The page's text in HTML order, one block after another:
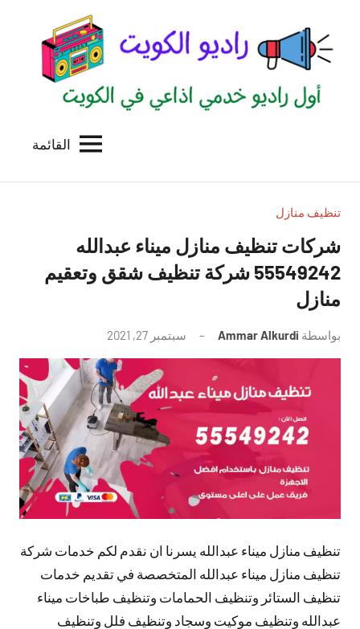
المحتوى
الكويت
للاعلانات
بالكويت
القائمة
تنظيف منازل
شركات تنظيف منازل ميناء عبدالله
55549242 شركة تنظيف شقق وتعقيم
منازل
بواسطة Ammar Alkurdi سبتمبر 27, 2021
توجد
تعليقات
تنظيف منازل ميناء عبدالله يسرنا ان نقدم لكم خدمات شركة
تنظيف منازل ميناء عبدالله المتخصصة في تقديم خدمات
تنظيف الستائر وتنظيف الحمامات وتنظيف طباخات ميناء
عبدالله وتنظيف موكيت وسجاد وتنظيف فلل وتنظيف